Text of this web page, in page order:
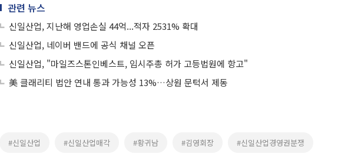
관련 뉴스
신일산업, 지난해 영업손실 44억...적자 2531% 확대
신일산업, 네이버 밴드에 공식 채널 오픈
신일산업, "마일즈스톤인베스트, 임시주총 허가 고등법원에 항고"
美 클래리티 법안 연내 통과 가능성 13%…상원 문턱서 제동
#신일산업 #신일산업매각 #황귀남 #김영회장 #신일산업경영권분쟁